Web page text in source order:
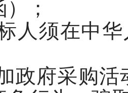
；
人须在中
政府采购